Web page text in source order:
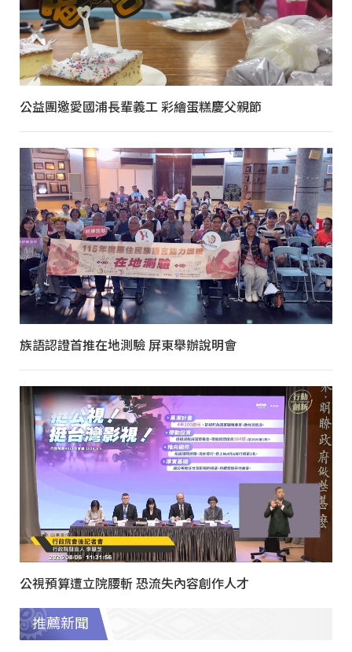
公益團邀愛國浦長輩義工 彩繪蛋糕慶父親節
族語認證首推在地測驗 屏東舉辦說明會
公視預算遭立院腰斬 恐流失內容創作人才
推薦新聞